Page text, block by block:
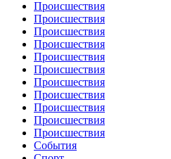
Происшествия
Происшествия
Происшествия
Происшествия
Происшествия
Происшествия
Происшествия
Происшествия
Происшествия
Происшествия
Происшествия
События